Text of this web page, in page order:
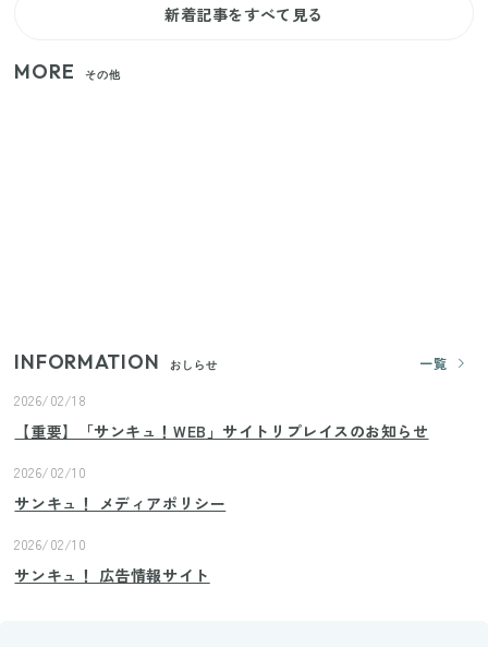
新着記事をすべて見る
MORE その他
INFORMATION おしらせ
一覧
2026/02/18
【重要】「サンキュ！WEB」サイトリプレイスのお知らせ
2026/02/10
サンキュ！ メディアポリシー
2026/02/10
サンキュ！ 広告情報サイト